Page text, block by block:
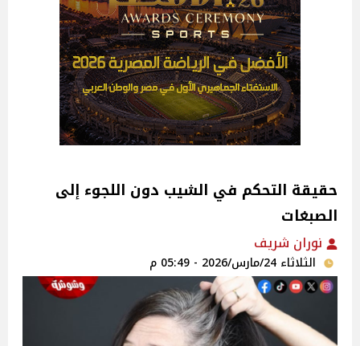
حقيقة التحكم في الشيب دون اللجوء إلى
الصبغات
نوران شريف
الثلاثاء 24/مارس/2026 - 05:49 م